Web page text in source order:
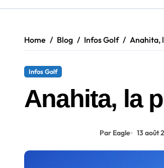
Home Blog Infos Golf Anahita,
Infos Golf
Anahita, la
Par Eagle 13 août